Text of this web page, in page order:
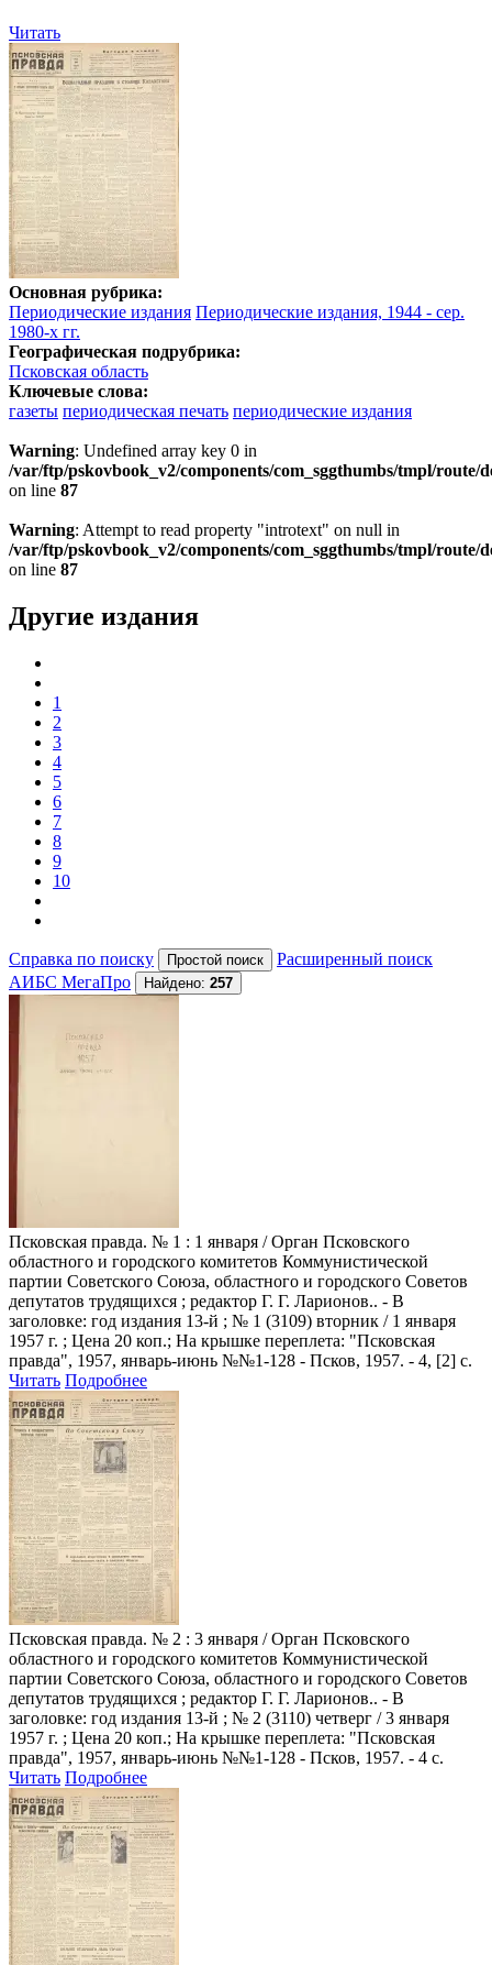
Читать
Основная рубрика:
Периодические издания Периодические издания, 1944 - сер.
1980-х гг.
Географическая подрубрика:
Псковская область
Ключевые слова:
газеты периодическая печать периодические издания
Warning: Undefined array key 0 in
/var/ftp/pskovbook_v2/components/com_sggthumbs/tmpl/route/
on line 87
Warning: Attempt to read property "introtext" on null in
/var/ftp/pskovbook_v2/components/com_sggthumbs/tmpl/route/
on line 87
Другие издания
1
2
3
4
5
6
7
8
9
10
Справка по поиску
Расширенный поиск
АИБС МегаПро
Найдено: 257
Псковская правда. № 1 : 1 января / Орган Псковского
областного и городского комитетов Коммунистической
партии Советского Союза, областного и городского Советов
депутатов трудящихся ; редактор Г. Г. Ларионов.. - В
заголовке: год издания 13-й ; № 1 (3109) вторник / 1 января
1957 г. ; Цена 20 коп.; На крышке переплета: "Псковская
правда", 1957, январь-июнь №№1-128 - Псков, 1957. - 4, [2] с.
Читать Подробнее
Псковская правда. № 2 : 3 января / Орган Псковского
областного и городского комитетов Коммунистической
партии Советского Союза, областного и городского Советов
депутатов трудящихся ; редактор Г. Г. Ларионов.. - В
заголовке: год издания 13-й ; № 2 (3110) четверг / 3 января
1957 г. ; Цена 20 коп.; На крышке переплета: "Псковская
правда", 1957, январь-июнь №№1-128 - Псков, 1957. - 4 с.
Читать Подробнее